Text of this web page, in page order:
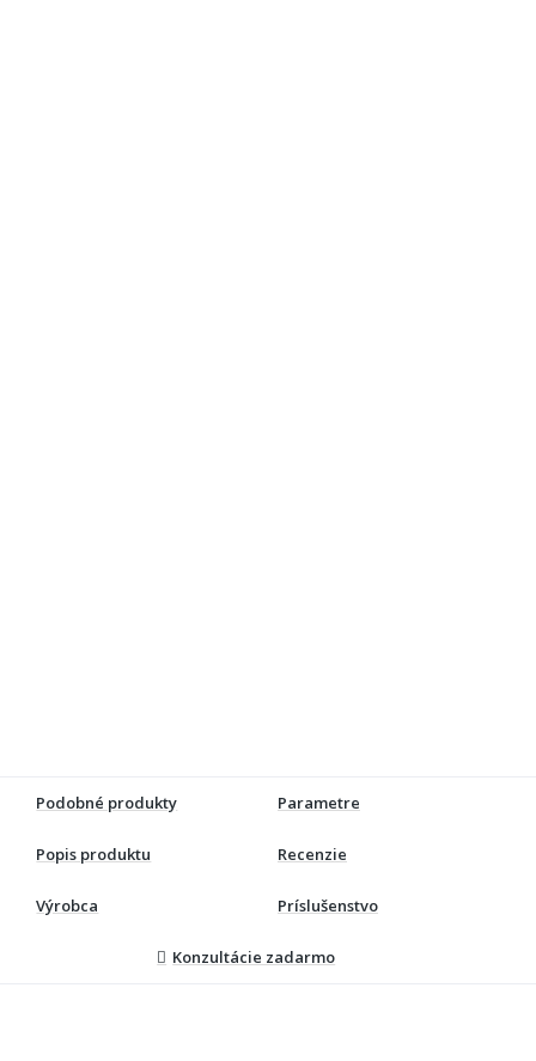
Podobné produkty Parametre
Popis produktu Recenzie
Výrobca Príslušenstvo
Konzultácie zadarmo